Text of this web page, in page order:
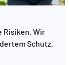
Wir
Schutz.